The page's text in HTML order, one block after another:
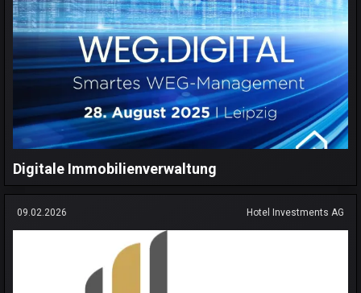
Digitale Immobilienverwaltung
09.02.2026 Hotel Investments AG